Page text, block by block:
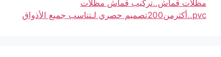
مظلات قماش..تركيب قماش مظلات
pvc..أكثرمن200تصميم حصري لـتناسب جميع الأذواق